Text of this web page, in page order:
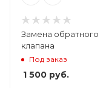
Замена обратного
клапана
Под заказ
1 500 руб.